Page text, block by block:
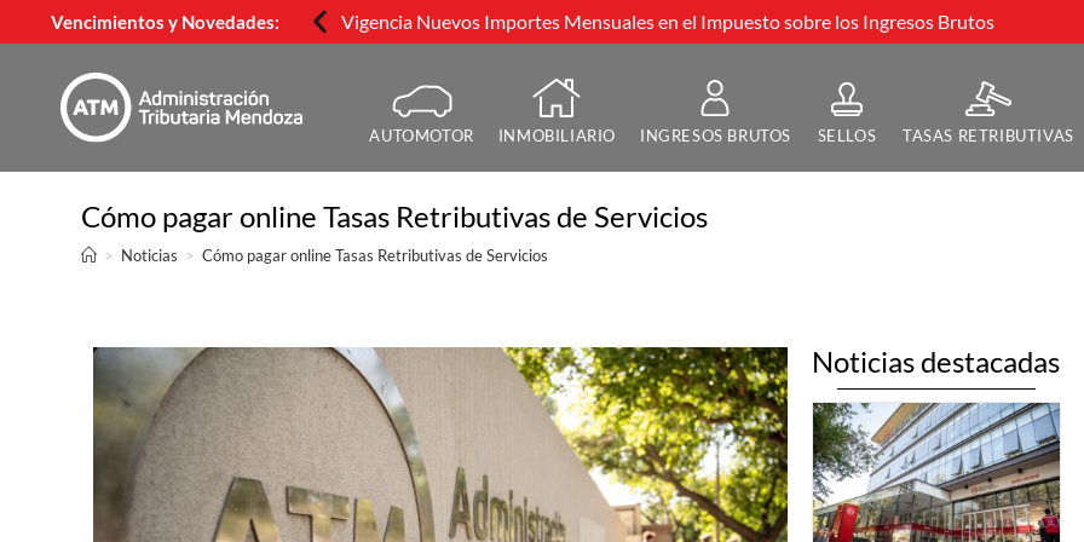
Vencimientos y Novedades: Vigencia Nuevos Importes Mensuales en el Impuesto sobre los Ingresos Brutos
AUTOMOTOR INMOBILIARIO INGRESOS BRUTOS SELLOS TASAS RETRIBUTIVAS
Cómo pagar online Tasas Retributivas de Servicios
> Noticias > Cómo pagar online Tasas Retributivas de Servicios
Noticias destacadas